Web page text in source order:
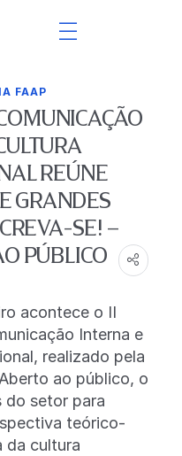
FAAP
REÚNE
GRANDES
SE! –
PÚBLICO
acontece o II
Interna e
realizado pela
ao público, o
do setor para
teórico-
da cultura